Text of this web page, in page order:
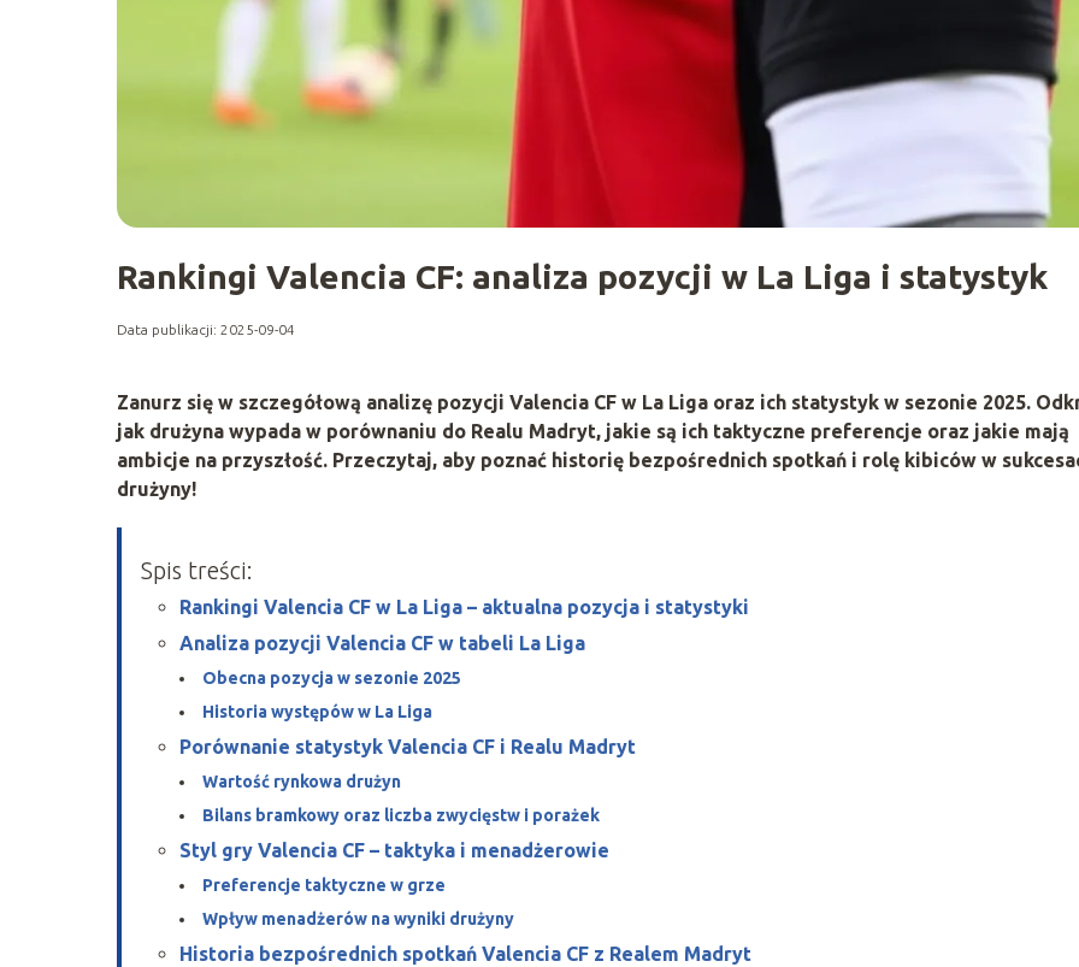
Rankingi Valencia CF: analiza pozycji w La Liga i statystyk
Data publikacji: 2025-09-04
Zanurz się w szczegółową analizę pozycji Valencia CF w La Liga oraz ich statystyk w sezonie 2025.
jak drużyna wypada w porównaniu do Realu Madryt, jakie są ich taktyczne preferencje oraz jakie mają
ambicje na przyszłość. Przeczytaj, aby poznać historię bezpośrednich spotkań i rolę kibiców w
drużyny!
Spis treści:
Rankingi Valencia CF w La Liga – aktualna pozycja i statystyki
Analiza pozycji Valencia CF w tabeli La Liga
Obecna pozycja w sezonie 2025
Historia występów w La Liga
Porównanie statystyk Valencia CF i Realu Madryt
Wartość rynkowa drużyn
Bilans bramkowy oraz liczba zwycięstw i porażek
Styl gry Valencia CF – taktyka i menadżerowie
Preferencje taktyczne w grze
Wpływ menadżerów na wyniki drużyny
Historia bezpośrednich spotkań Valencia CF z Realem Madryt